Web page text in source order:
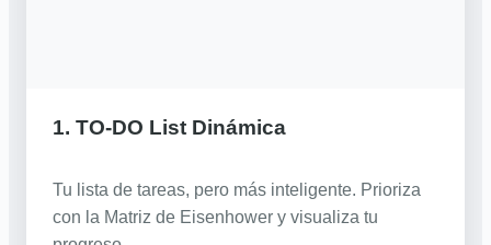
1. TO-DO List Dinámica
Tu lista de tareas, pero más inteligente. Prioriza
con la Matriz de Eisenhower y visualiza tu